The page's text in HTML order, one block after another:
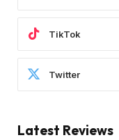
TikTok
Twitter
Latest Reviews